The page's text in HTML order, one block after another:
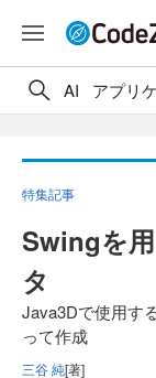
AI アプリ
特集記事
Swingを
タ
Java3Dで使用す
って作成
三谷 純[著]